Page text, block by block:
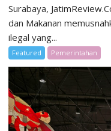
Surabaya,
dan Makanan
ilegal yang...
Featured Pemerintahan